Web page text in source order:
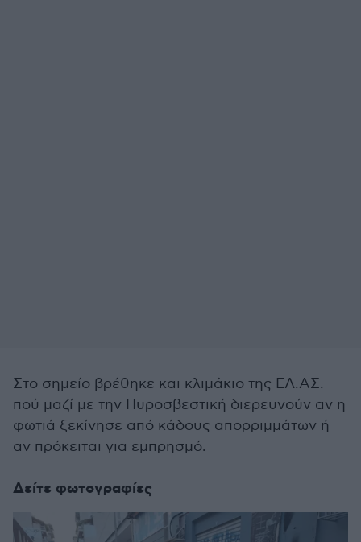
Στο σημείο βρέθηκε και κλιμάκιο της ΕΛ.ΑΣ.
πού μαζί με την Πυροσβεστική διερευνούν αν η
φωτιά ξεκίνησε από κάδους απορριμμάτων ή
αν πρόκειται για εμπρησμό.
Δείτε φωτογραφίες